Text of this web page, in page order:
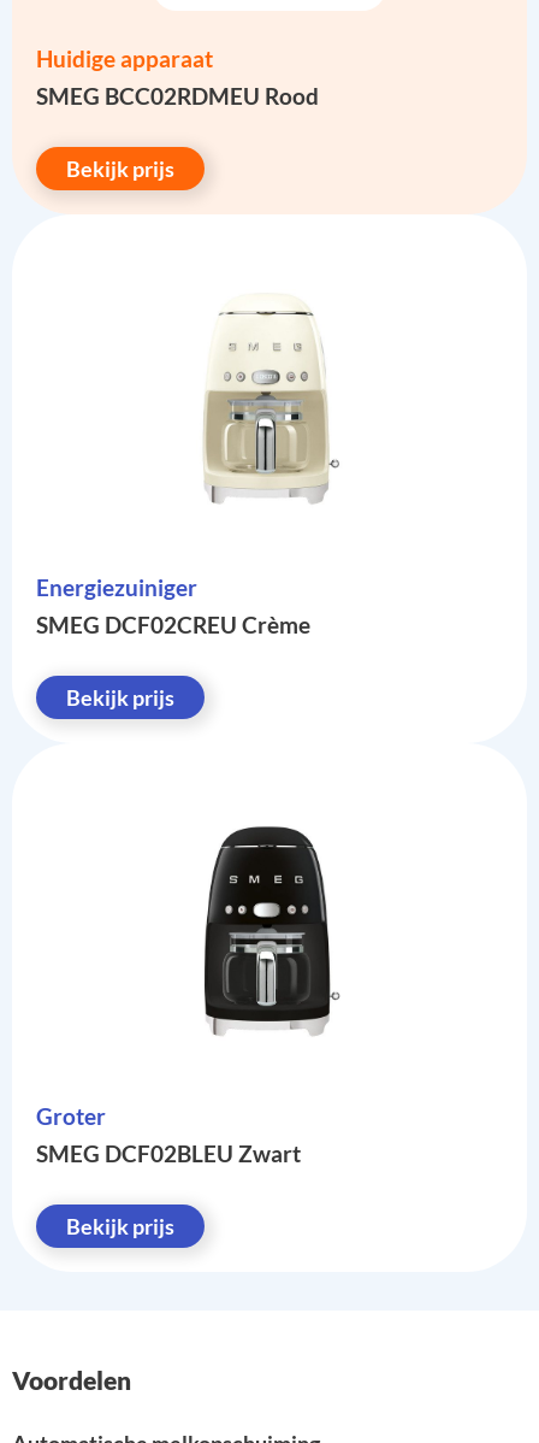
Huidige apparaat
SMEG BCC02RDMEU Rood
Bekijk prijs
Energiezuiniger
SMEG DCF02CREU Crème
Bekijk prijs
Groter
SMEG DCF02BLEU Zwart
Bekijk prijs
Voordelen